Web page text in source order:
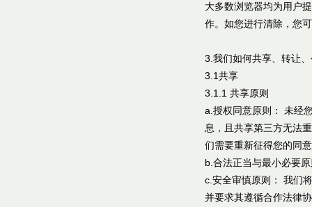
大多数浏览器均为用户
作。如您进行清除，您
3.我们如何共享、转让
3.1共享
3.1.1 共享原则
a.授权同意原则： 未经
息，且共享第三方无法
们需要重新征得您的同
b.合法正当与最小必要
c.安全审慎原则： 我们
并要求其遵循合作法律